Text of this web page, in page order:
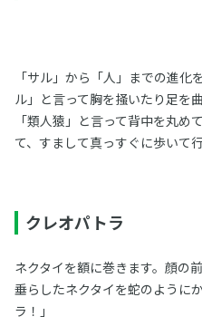
「サル」から「人」までの進化
ル」と言って胸を掻いたり足を
「類人猿」と言って背中を丸め
て、すまして真っすぐに歩いて行
クレオパトラ
ネクタイを額に巻きます。顔の
垂らしたネクタイを蛇のように
ラ！」